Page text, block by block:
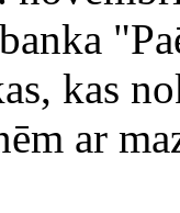
kas
ar